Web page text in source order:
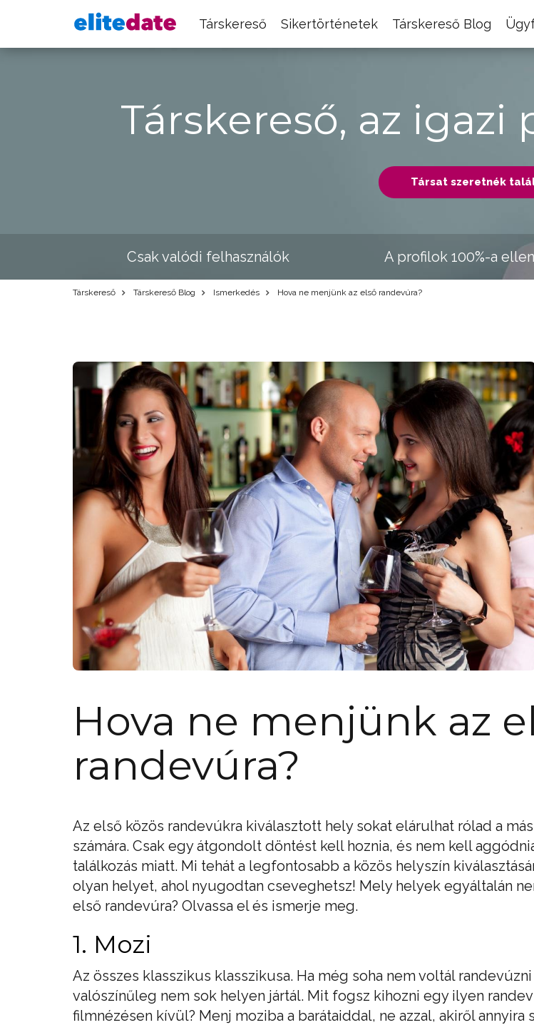
Társkereső Sikertörténetek Társkereső Blog
Társkereső, az
Társat szeretnék
Csak valódi felhasználók A profilok 100%-a
Társkereső Társkereső Blog Ismerkedés Hova ne menjünk az első randevúra?
Hova ne menjünk az
randevúra?
Az első közös randevúkra kiválasztott hely sokat elárulhat rólad a
számára. Csak egy átgondolt döntést kell hoznia, és nem kell
találkozás miatt. Mi tehát a legfontosabb a közös helyszín
olyan helyet, ahol nyugodtan cseveghetsz! Mely helyek egyáltalán
első randevúra? Olvassa el és ismerje meg.
1. Mozi
Az összes klasszikus klasszikusa. Ha még soha nem voltál randevúzni
valószínűleg nem sok helyen jártál. Mit fogsz kihozni egy ilyen
filmnézésen kívül? Menj moziba a barátaiddal, ne azzal, akiről annyira